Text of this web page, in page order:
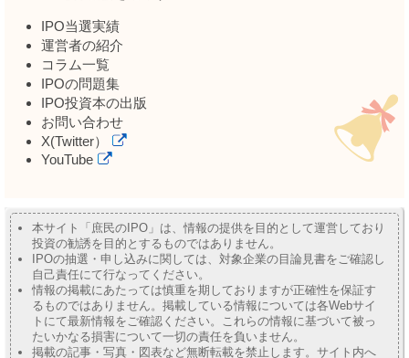
IPO当選実績
運営者の紹介
コラム一覧
IPOの問題集
IPO投資本の出版
お問い合わせ
X(Twitter）
YouTube
本サイト「庶民のIPO」は、情報の提供を目的として運営しており
投資の勧誘を目的とするものではありません。
IPOの抽選・申し込みに関しては、対象企業の目論見書をご確認し
自己責任にて行なってください。
情報の掲載にあたっては慎重を期しておりますが正確性を保証す
るものではありません。掲載している情報については各Webサイ
トにて最新情報をご確認ください。これらの情報に基づいて被っ
たいかなる損害について一切の責任を負いません。
掲載の記事・写真・図表など無断転載を禁止します。サイト内へ